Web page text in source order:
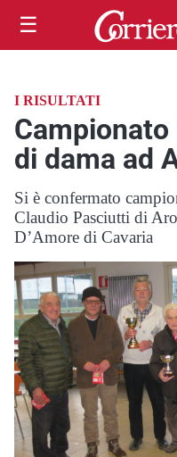
☰
I RISULTATI
di dama ad
Si è confermato
Claudio Pasciutti di
D’Amore di Cavaria